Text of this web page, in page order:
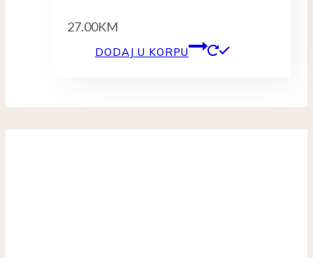
27.00KM
DODAJ U KORPU